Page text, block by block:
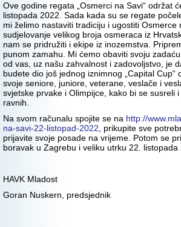
Ove godine regata „Osmerci na Savi“ održat
listopada 2022. Sada kada su se regate
mi želimo nastaviti tradiciju i ugostiti Osmerce
sudjelovanje velikog broja osmeraca iz
nam se pridružiti i ekipe iz inozemstva.
punom zamahu. Mi ćemo obaviti svoju
od vas, uz našu zahvalnost i zadovoljstvo, je
budete dio još jednog iznimnog „Capital Cup“
svoje seniore, juniore, veterane, veslače i
svjetske prvake i Olimpijce, kako bi se susreli
ravnih.
Na svom računalu spojite se na http://
na-savi-22-listopad-2022 , prikupite sve
prijavite svoje posade na vrijeme. Potom se
boravak u Zagrebu i veliku utrku 22. listopada
HAVK Mladost
Goran Nuskern, predsjednik